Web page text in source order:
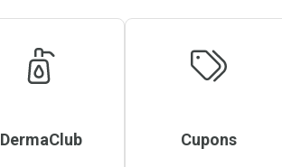
DermaClub Cupons